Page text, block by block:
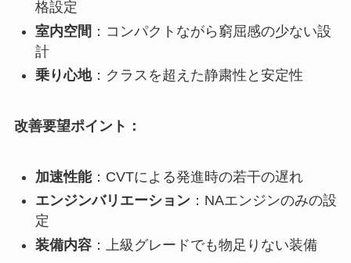
格設定
室内空間 ：コンパクトながら窮屈感の少ない設
計
乗り心地：クラスを超えた静粛性と安定性
改善要望ポイント：
加速性能：CVTによる発進時の若干の遅れ
エンジンバリエーション：NAエンジンのみの設
定
装備内容：上級グレードでも物足りない装備